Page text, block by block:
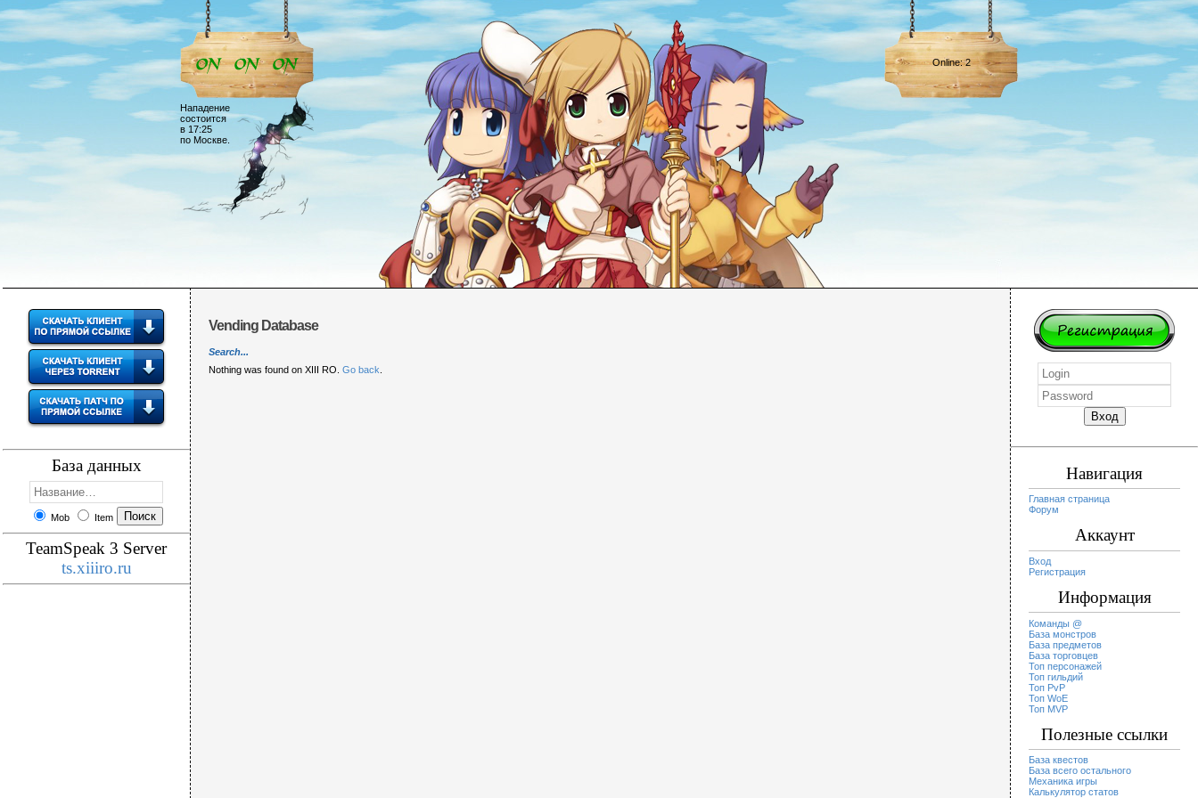
Нападение
состоится
в 17:25
по Москве.
Online: 2
База данных
Mob Item
TeamSpeak 3 Server
ts.xiiiro.ru
Vending Database
Search...
Nothing was found on XIII RO. Go back
Навигация
Главная страница
Форум
Аккаунт
Вход
Регистрация
Информация
Команды @
База монстров
База предметов
База торговцев
Топ персонажей
Топ гильдий
Топ PvP
Топ WoE
Топ MVP
Полезные ссылки
База квестов
База всего остального
Механика игры
Калькулятор статов